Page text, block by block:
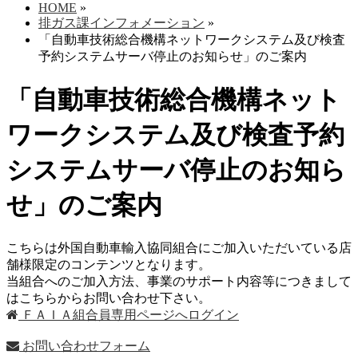
HOME »
排ガス課インフォメーション »
「自動車技術総合機構ネットワークシステム及び検査
予約システムサーバ停止のお知らせ」のご案内
「自動車技術総合機構ネット
ワークシステム及び検査予約
システムサーバ停止のお知ら
せ」のご案内
こちらは外国自動車輸入協同組合にご加入いただいている店
舗様限定のコンテンツとなります。
当組合へのご加入方法、事業のサポート内容等につきまして
はこちらからお問い合わせ下さい。
ＦＡＩＡ組合員専用ページへログイン
お問い合わせフォーム